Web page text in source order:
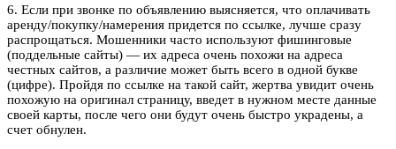
6. Если при звонке по объявлению выясняется, что оплачивать
аренду/покупку/намерения придется по ссылке, лучше сразу
распрощаться. Мошенники часто используют фишинговые
(поддельные сайты) — их адреса очень похожи на адреса
честных сайтов, а различие может быть всего в одной букве
(цифре). Пройдя по ссылке на такой сайт, жертва увидит очень
похожую на оригинал страницу, введет в нужном месте данные
своей карты, после чего они будут очень быстро украдены, а
счет обнулен.